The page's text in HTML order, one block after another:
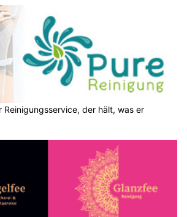
Reinigungsservice, der hält, was er